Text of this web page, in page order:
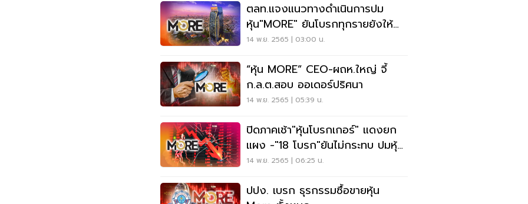
ตลท.แจงแนวทางดำเนินการปม
หุ้น"MORE" ยันโบรกทุกรายยังให้
บริการตามปกติ
14 พ.ย. 2565 | 03:00 น.
“หุ้น MORE” CEO-ผถห.ใหญ่ จี้
ก.ล.ต.สอบ ออเดอร์ปริศนา
14 พ.ย. 2565 | 05:39 น.
ปิดภาคเช้า"หุ้นโบรกเกอร์" แดงยก
แผง -"18 โบรก"ยันไม่กระทบ ปมหุ้น
MORE
14 พ.ย. 2565 | 06:25 น.
ปปง. เบรก ธุรกรรมซื้อขายหุ้น